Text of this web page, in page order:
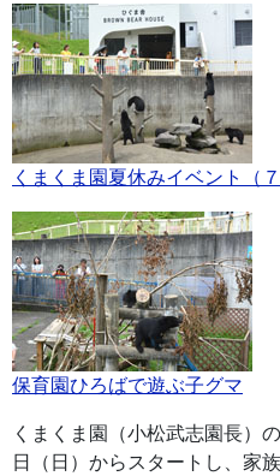
くまくま園夏休みイベント（
保育園ひろばで遊ぶ子グマ
くまくま園（小松武志園長）
日（日）からスタートし、家